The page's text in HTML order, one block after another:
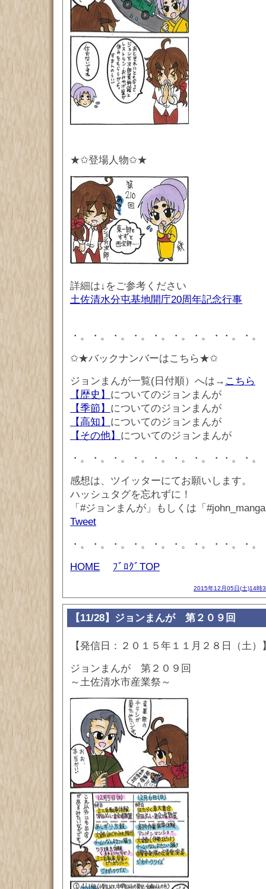
★✩登場人物✩★
詳細は↓をご参考ください
土佐清水分屯基地開庁20周年記念行事
・。・。・。・。・。・。・。・・。・
✩★バックナンバーはこちら★✩
ジョンまんが一覧(日付順）へは→ こちら
【歴史】 についてのジョンまんが
【季節】 についてのジョンまんが
【高知】 についてのジョンまんが
【その他】 についてのジョンまんが
・。・。・。・。・。・。・。・・。・
感想は、ツイッターにてお願いします。
ハッシュタグを忘れずに！
「#ジョンまんが」もしくは「
Tweet
・。・。・。・。・。・。・。・・。・
HOME
ﾌﾞﾛｸﾞTOP
2015年12月05日(土)14時
【11/28】ジョンまんが 第２０９回
【発信日：２０１５年１１月２８日（土）
ジョンまんが 第２０９回
～土佐清水市産業祭～